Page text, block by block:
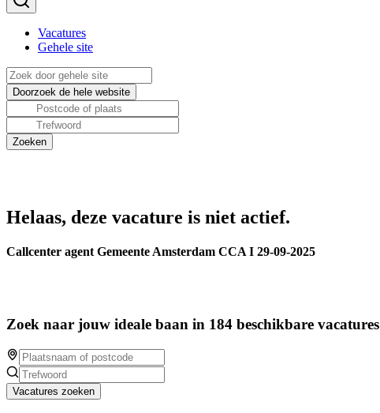
Vacatures
Gehele site
Helaas, deze vacature is niet actief.
Callcenter agent Gemeente Amsterdam CCA I 29-09-2025
Zoek naar jouw ideale baan in 184 beschikbare vacatures
Vacatures zoeken